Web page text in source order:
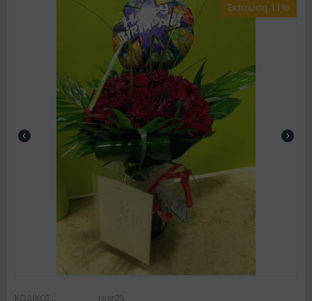
Έκπτωση 11%
ΚΩΔΙΚΟΣ: rosr25